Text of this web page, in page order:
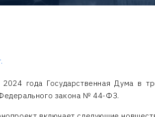
года Государственная Дума в
закона № 44-ФЗ.